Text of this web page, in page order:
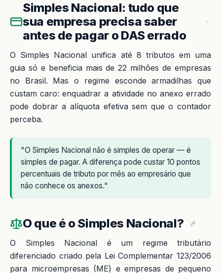
Simples Nacional: tudo que
sua empresa precisa saber
antes de pagar o DAS errado
O Simples Nacional unifica até 8 tributos em uma
guia só e beneficia mais de 22 milhões de empresas
no Brasil. Mas o regime esconde armadilhas que
custam caro: enquadrar a atividade no anexo errado
pode dobrar a alíquota efetiva sem que o contador
perceba.
"O Simples Nacional não é simples de operar — é
simples de pagar. A diferença pode custar 10 pontos
percentuais de tributo por mês ao empresário que
não conhece os anexos."
O que é o Simples Nacional?
O Simples Nacional é um regime tributário
diferenciado criado pela Lei Complementar 123/2006
para microempresas (ME) e empresas de pequeno